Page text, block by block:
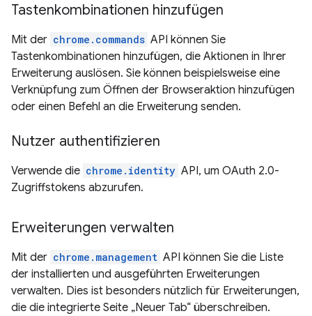
Tastenkombinationen hinzufügen
Mit der chrome.commands API können Sie
Tastenkombinationen hinzufügen, die Aktionen in Ihrer
Erweiterung auslösen. Sie können beispielsweise eine
Verknüpfung zum Öffnen der Browseraktion hinzufügen
oder einen Befehl an die Erweiterung senden.
Nutzer authentifizieren
Verwende die chrome.identity API, um OAuth 2.0-
Zugriffstokens abzurufen.
Erweiterungen verwalten
Mit der chrome.management API können Sie die Liste
der installierten und ausgeführten Erweiterungen
verwalten. Dies ist besonders nützlich für Erweiterungen,
die die integrierte Seite „Neuer Tab“ überschreiben.